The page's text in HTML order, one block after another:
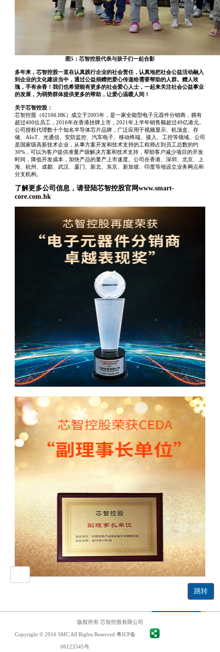
图5：芯智控股代表与孩子们一起合影
多年来，芯智控股一直在认真践行企业的社会责任，认真地把社会公益活动融入
到企业的文化建设当中，通过公益捐赠把爱心传递给需要帮助的人群。赠人玫
瑰，手有余香！我们也希望能有更多的社会爱心人士，一起来关注社会公益事业
的发展，为弱势群体提供更多的帮助，让爱心温暖人间！
关于芯智控股：
芯智控股（02166.HK）成立于2005年，是一家全能型电子元器件分销商，拥有
超过400位员工，2016年在香港挂牌上市，2021年上半年销售额超过49亿港元。
公司授权代理数十个知名半导体芯片品牌，广泛应用于视频显示、机顶盒、存
储、AIoT、光通信、安防监控、汽车电子、移动终端、接入、工控等领域。公司
是国家级高新技术企业，从事方案开发和技术支持的工程师占到员工总数的约
30%，可以为客户提供准量产级解决方案和技术支持，帮助客户减少项目的开发
时间，降低开发成本，加快产品的量产上市速度。公司在香港、深圳、北京、上
海、杭州、成都、武汉、厦门、新北、东京、新加坡、印度等地设立业务网点和
分支机构。
了解更多公司信息，请登陆芯智控股官网www.smart-
core.com.hk
版权所有 芯智控股有限公司
Copyright © 2016 SMC All Rights Reserved 粤ICP备
06123545号